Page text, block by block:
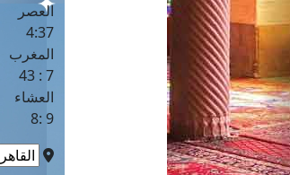
العصر
4:37
المغرب
7 : 43
العشاء
9 :8